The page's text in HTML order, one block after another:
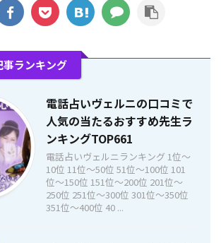
事ランキング
電話占いヴェルニの口コミで
人気の当たるおすすめ先生ラ
ンキングTOP661
電話占いヴェルニランキング 1位〜
10位 11位〜50位 51位〜100位 101
位〜150位 151位〜200位 201位〜
250位 251位〜300位 301位〜350位
351位〜400位 40 ...